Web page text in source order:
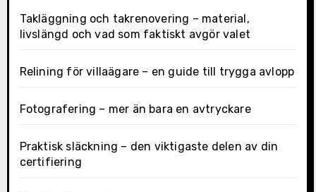
Takläggning och takrenovering – material,
livslängd och vad som faktiskt avgör valet
Relining för villaägare – en guide till trygga avlopp
Fotografering – mer än bara en avtryckare
Praktisk släckning – den viktigaste delen av din
certifiering